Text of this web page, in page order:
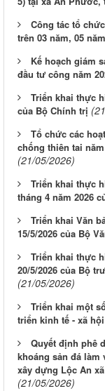
Công tác tổ
trên 03 năm, 05 năm
Kế hoạch giám
đầu tư công năm
Triển khai thực
của Bộ Chính trị
Tổ chức các
chống thiên tai
(21/05/2026)
Triển khai thực
tháng 4 năm 2026
Triển khai Văn
15/5/2026 của Bộ
Triển khai thực
20/5/2026 của Bộ
(21/05/2026)
Triển khai một
triển kinh tế - xã hội
Quyết định phê
khoáng sản đá
xây dựng Lộc An
(21/05/2026)